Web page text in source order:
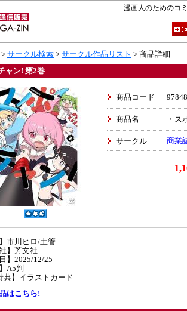
漫画人のためのコ
> サークル検索 > サークル作品リスト > 商品詳細
ャン! 第2巻
商品コード
商品名 ・ス
サークル 商業
】市川ヒロ/土管
】芳文社
】2025/12/25
A5判
典】イラストカード
はこちら!